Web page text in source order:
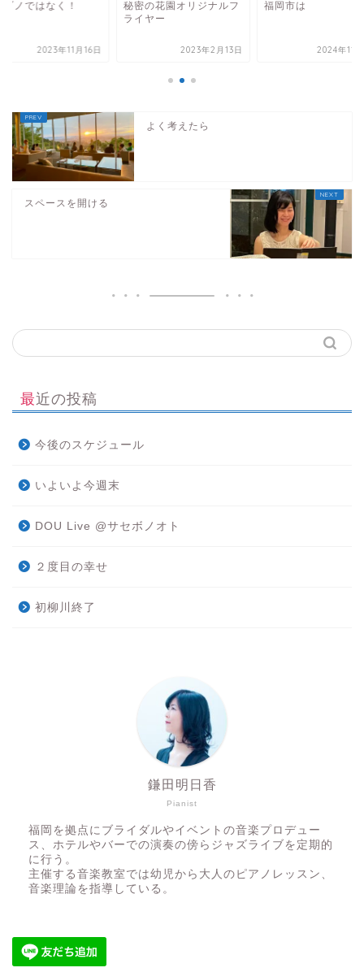
ゾノではなく！
2023年11月16日
秘密の花園オリジナルフ
ライヤー
2023年2月13日
福岡市は
2024年11
よく考えたら
スペースを開ける
最近の投稿
今後のスケジュール
いよいよ今週末
DOU Live @サセボノオト
２度目の幸せ
初柳川終了
Pianist
鎌田明日香
福岡を拠点にブライダルやイベントの音楽プロデュー
ス、ホテルやバーでの演奏の傍らジャズライブを定期的
に行う。
主催する音楽教室では幼児から大人のピアノレッスン、
音楽理論を指導している。